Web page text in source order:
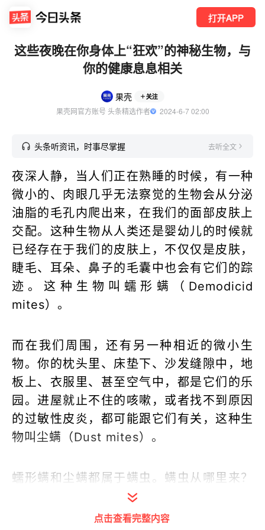
打开APP
这些夜晚在你身体上“狂欢”的神秘生物，与
你的健康息息相关
果壳 关注
果壳网官方账号 头条精选作者
  2024-6-7 02:00
头条听资讯，时事尽掌握 去听全文
夜深人静，当人们正在熟睡的时候，有一种
微小的、肉眼几乎无法察觉的生物会从分泌
油脂的毛孔内爬出来，在我们的面部皮肤上
交配。这种生物从人类还是婴幼儿的时候就
已经存在于我们的皮肤上，不仅仅是皮肤，
睫毛、耳朵、鼻子的毛囊中也会有它们的踪
迹。这种生物叫蠕形螨（Demodicid
mites）。
而在我们周围，还有另一种相近的微小生
物。你的枕头里、床垫下、沙发缝隙中，地
板上、衣服里、甚至空气中，都是它们的乐
园。进屋就止不住的咳嗽，或者找不到原因
的过敏性皮炎，都可能跟它们有关，这种生
物叫尘螨（Dust mites）。
蠕形螨和尘螨都属于螨虫。螨虫从哪里来？
它和人类的关系是怎样的？我们应该如何科
点击查看完整内容